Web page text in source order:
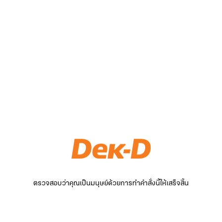
ตรวจสอบว่าคุณเป็นมนุษย์ด้วยการทำคำสั่งนี้ให้เสร็จสิ้น